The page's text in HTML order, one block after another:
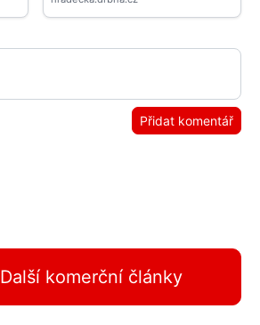
Přidat komentář
Další komerční články